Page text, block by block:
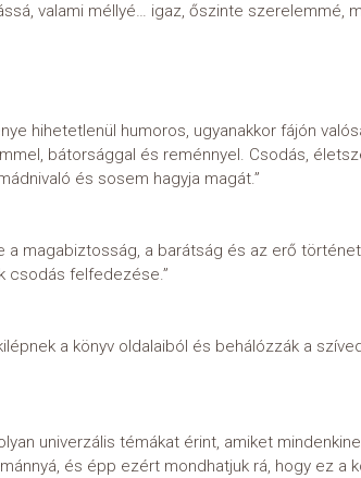
valami méllyé… igaz, őszinte szerelemmé,
hihetetlenül humoros, ugyanakkor fájón
bátorsággal és reménnyel. Csodás,
és sosem hagyja magát.”
a magabiztosság, a barátság és az erő
csodás felfedezése.”
a könyv oldalaiból és behálózzák a
univerzális témákat érint, amiket
és épp ezért mondhatjuk rá, hogy ez a